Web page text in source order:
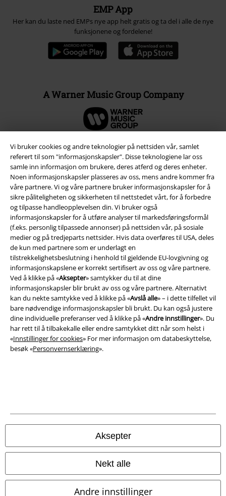
Vi bruker cookies og andre teknologier på nettsiden vår, samlet
referert til som "informasjonskapsler". Disse teknologiene lar oss
samle inn informasjon om brukere, deres atferd og deres enheter.
Noen informasjonskapsler plasseres av oss, mens andre kommer fra
våre partnere. Vi og våre partnere bruker informasjonskapsler for å
sikre påliteligheten og sikkerheten til nettstedet vårt, for å forbedre
og tilpasse handleopplevelsen din. Vi bruker også
informasjonskapsler for å utføre analyser til markedsføringsformål
(f.eks. personlig tilpassede annonser) på nettsiden vår, på sosiale
medier og på tredjeparts nettsider. Hvis data overføres til USA, deles
de kun med partnere som er underlagt en
tilstrekkelighetsbeslutning i henhold til gjeldende EU-lovgivning og
informasjonskapslene er korrekt sertifisert av oss og våre partnere.
Ved å klikke på «Aksepter» samtykker du til at dine
informasjonskapsler blir brukt av oss og våre partnere. Alternativt
kan du nekte samtykke ved å klikke på «Avslå alle» – i dette tilfellet vil
bare nødvendige informasjonskapsler bli brukt. Du kan også justere
dine individuelle preferanser ved å klikke på «Andre innstillinger». Du
har rett til å tilbakekalle eller endre samtykket ditt når som helst i
«Innstillinger for cookies» For mer informasjon om databeskyttelse,
besøk «Personvernserklæring».
Aksepter
Nekt alle
Andre innstillinger
EMP App
Her kan du laste ned EMPs nye app helt gratis og ta del i alle de nye
funksjonene og fordelene!
A Warner Music Group Company
Juridisk informasjon/Vilkår
Vilkår
Impressum
Konfidensialitetserklæring
Avfallshåndtering og miljøbeskyttelse
Samsvarserklæring
© 1986-2026 E.M.P. Merchandising HGmbH